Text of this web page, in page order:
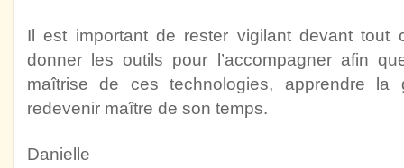
Il est important de rester vigilant devant tout
donner les outils pour l’accompagner afin
maîtrise de ces technologies, apprendre la
redevenir maître de son temps.
Danielle